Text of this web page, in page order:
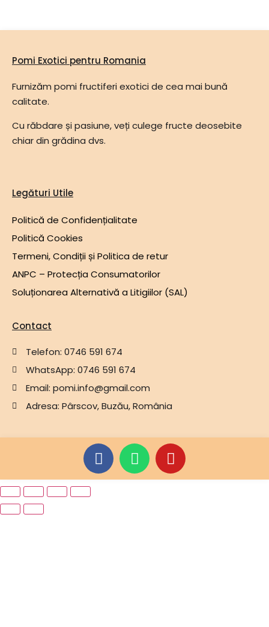
Pomi Exotici pentru Romania
Furnizăm pomi fructiferi exotici de cea mai bună
calitate.
Cu răbdare și pasiune, veți culege fructe deosebite
chiar din grădina dvs.
Legături Utile
Politică de Confidențialitate
Politică Cookies
Termeni, Condiții și Politica de retur
ANPC – Protecția Consumatorilor
Soluționarea Alternativă a Litigiilor (SAL)
Contact
Telefon: 0746 591 674
WhatsApp: 0746 591 674
Email: pomi.info@gmail.com
Adresa: Pârscov, Buzău, România